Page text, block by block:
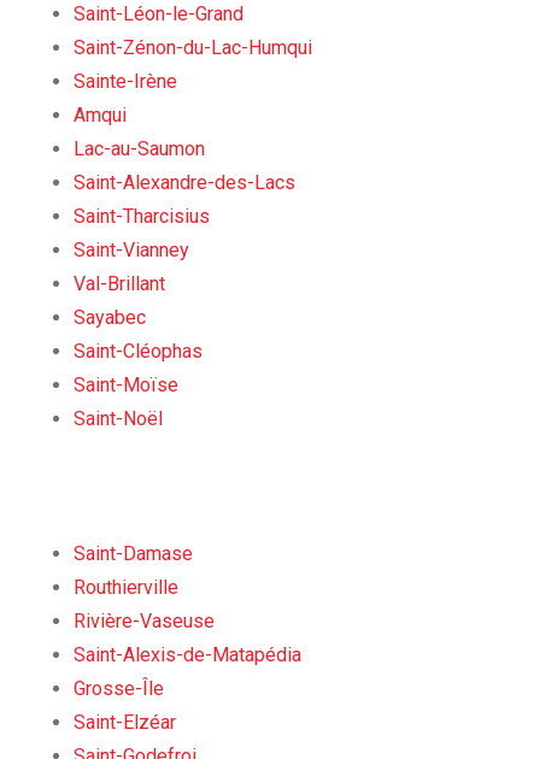
Saint-Léon-le-Grand
Saint-Zénon-du-Lac-Humqui
Sainte-Irène
Amqui
Lac-au-Saumon
Saint-Alexandre-des-Lacs
Saint-Tharcisius
Saint-Vianney
Val-Brillant
Sayabec
Saint-Cléophas
Saint-Moïse
Saint-Noël
Saint-Damase
Routhierville
Rivière-Vaseuse
Saint-Alexis-de-Matapédia
Grosse-Île
Saint-Elzéar